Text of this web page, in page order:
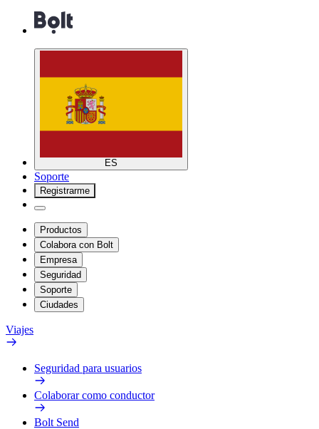
ES
Soporte
Registrarme
Productos
Colabora con Bolt
Empresa
Seguridad
Soporte
Ciudades
Viajes
Seguridad para usuarios
Colaborar como conductor
Bolt Send